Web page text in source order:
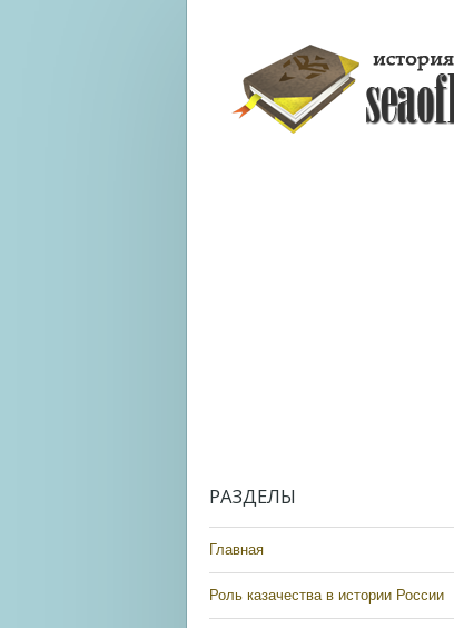
РАЗДЕЛЫ
Главная
Роль казачества в истории России